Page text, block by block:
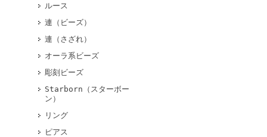
ルース
連（ビーズ）
連（さざれ）
オーラ系ビーズ
彫刻ビーズ
Starborn（スターボー
ン）
リング
ピアス